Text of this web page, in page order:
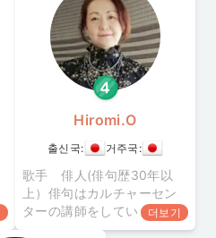
의 영향으로 바둑을 시작하
게 되었습니다. 어릴적부터
규칙은 다 알고 있었죠. 저희
가족은 10년째 어린이 바둑
교실을 운영해 오고 있으며
Hiromi.O
출신국: 거주국:
歌手 俳人(俳句歴30年以
上）俳句はカルチャーセン
ターの講師をしています。
私は音楽大学を卒業して高
더보기